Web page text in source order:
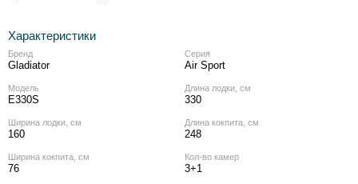
Характеристики
Бренд
Gladiator
Серия
Air Sport
Модель
E330S
Длина лодки, см
330
Ширина лодки, см
160
Длина кокпита, см
248
Ширина кокпита, см
76
Кол‑во камер
3+1